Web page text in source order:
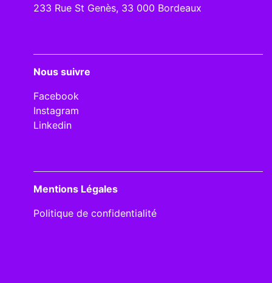
233 Rue St Genès, 33 000 Bordeaux
Nous suivre
Facebook
Instagram
Linkedin
Mentions Légales
Politique de confidentialité